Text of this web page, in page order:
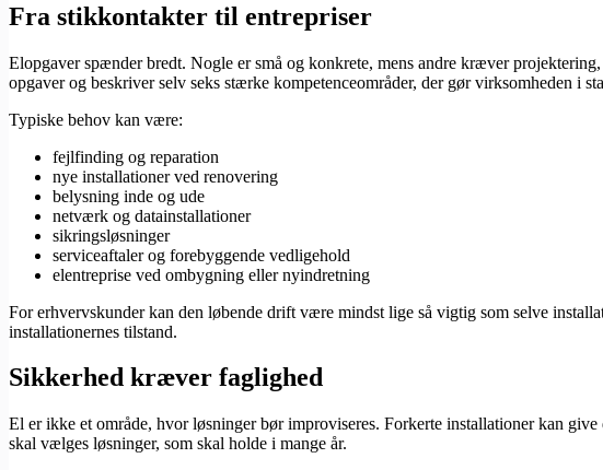
Fra stikkontakter til entrepriser
Elopgaver spænder bredt. Nogle er små og konkrete, mens andre kræver
opgaver og beskriver selv seks stærke kompetenceområder, der gør virksomheden i
Typiske behov kan være:
fejlfinding og reparation
nye installationer ved renovering
belysning inde og ude
netværk og datainstallationer
sikringsløsninger
serviceaftaler og forebyggende vedligehold
elentreprise ved ombygning eller nyindretning
For erhvervskunder kan den løbende drift være mindst lige så vigtig som selve
installationernes tilstand.
Sikkerhed kræver faglighed
El er ikke et område, hvor løsninger bør improviseres. Forkerte installationer kan
skal vælges løsninger, som skal holde i mange år.